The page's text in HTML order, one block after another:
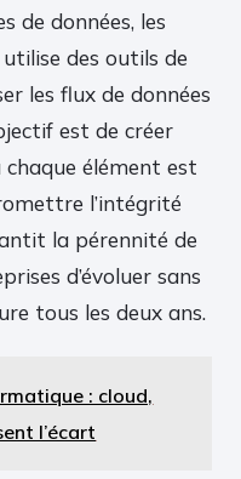
de données, les
des outils de
les flux de données
est de créer
chaque élément est
l’intégrité
la pérennité de
d’évoluer sans
tous les deux ans.
: cloud,
l’écart